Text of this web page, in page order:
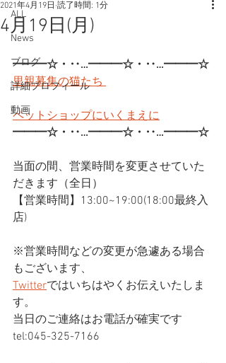
ALL
News
ブログ
詳細プロフィール
動画
4月19日(月)
2021年4月19日 読了時間: 1分
━━━☆・‥…━━━☆・‥…━━━☆
里親募集の猫たち
ペットショップにいくまえに
━━━☆・‥…━━━☆・‥…━━━☆
当面の間、営業時間を変更させていた
だきます（全日）
【営業時間】13:00~19:00(18:00最終入
店)
※営業時間などの変更が急遽ある場合
もございます、
Twitterではいちはやくお伝えいたしま
す。
当日のご連絡はお電話が確実です
tel:045-325-7166